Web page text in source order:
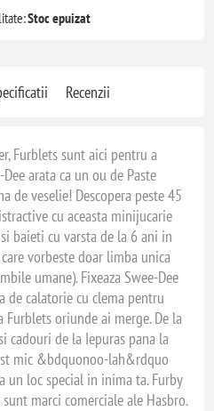
Stoc epuizat
Recenzii
Furblets sunt aici pentru a
arata ca un ou de Paste
de veselie! Descopera peste 45
cu aceasta minijucarie
baieti cu varsta de la 6 ani in
vorbeste doar limba unica
umane). Fixeaza Swee-Dee
de calatorie cu clema pentru
oriunde ai merge. De la
cadouri de la Iepuras pana la
mic &bdquonoo-lah&rdquo
un loc special in inima ta. Furby
marci comerciale ale Hasbro.